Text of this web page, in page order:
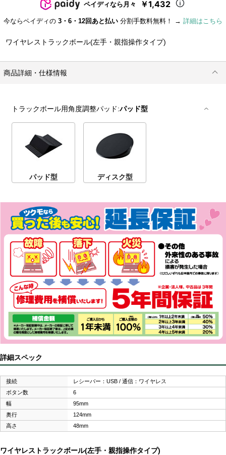
ペイディなら月々 ￥1,432
今ならペイディの 3・6・12回あと払い 分割手数料無料！ → 詳細はこちら
ワイヤレストラックボール(左手・親指操作タイプ)
商品詳細・仕様情報
トラックボール用角度調整パッド:パッド型
パッド型 ディスク型
詳細スペック
接続
レシーバー：USB / 通信：ワイヤレス
ボタン数
6
幅
95mm
奥行
124mm
高さ
48mm
ワイヤレストラックボール(左手・親指操作タイプ)